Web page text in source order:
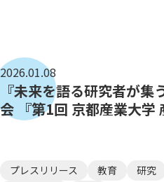
2026.01.08
『未来を語る研究者が
会 『第1回 京都産業大学
プレスリリース 教育 研究